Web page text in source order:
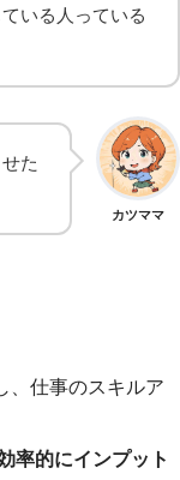
いる人っている
カツママ
た
、仕事のスキルア
率的にインプット